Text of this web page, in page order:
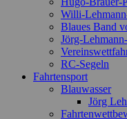
Willi-
Blaues Band
Jörg-
RC-Segeln
Fahrtensport
Blauwasser
Jörg